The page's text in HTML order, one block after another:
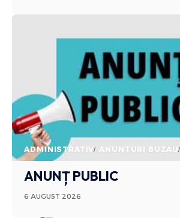
ADMINISTRATIV ANUNTURI BUZAU
ANUNȚ PUBLIC
6 AUGUST 2026